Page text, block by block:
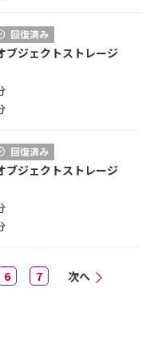
回復済み
ブジェクトストレージ
回復済み
ブジェクトストレージ
6 7 次へ